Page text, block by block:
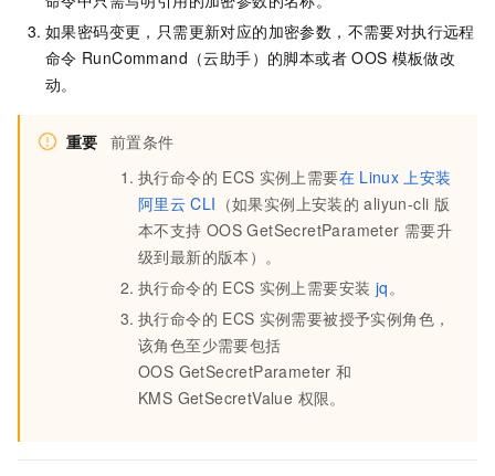
如果密码变更，只需更新对应的加密参数，不需要对执行远程
命令 RunCommand（云助手）的脚本或者 OOS 模板做改
动。
重要 前置条件
执行命令的 ECS 实例上需要在 Linux 上安装
阿里云 CLI （如果实例上安装的 aliyun-cli 版
本不支持 OOS GetSecretParameter 需要升
级到最新的版本）。
执行命令的 ECS 实例上需要安装 jq。
执行命令的 ECS 实例需要被授予实例角色，
该角色至少需要包括
OOS GetSecretParameter 和
KMS GetSecretValue 权限。